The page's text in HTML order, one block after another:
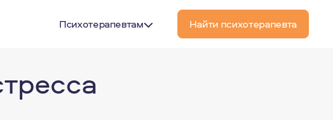
Психотерапевтам Найти психотерапевта